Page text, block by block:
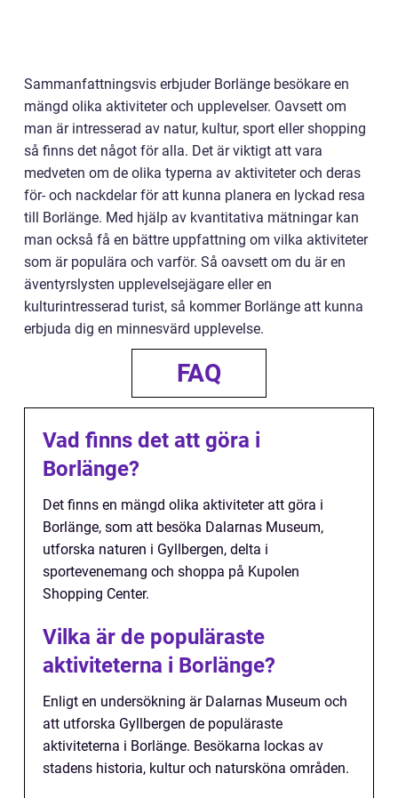
Sammanfattningsvis erbjuder Borlänge besökare en
mängd olika aktiviteter och upplevelser. Oavsett om
man är intresserad av natur, kultur, sport eller shopping
så finns det något för alla. Det är viktigt att vara
medveten om de olika typerna av aktiviteter och deras
för- och nackdelar för att kunna planera en lyckad resa
till Borlänge. Med hjälp av kvantitativa mätningar kan
man också få en bättre uppfattning om vilka aktiviteter
som är populära och varför. Så oavsett om du är en
äventyrslysten upplevelsejägare eller en
kulturintresserad turist, så kommer Borlänge att kunna
erbjuda dig en minnesvärd upplevelse.
FAQ
Vad finns det att göra i
Borlänge?
Det finns en mängd olika aktiviteter att göra i
Borlänge, som att besöka Dalarnas Museum,
utforska naturen i Gyllbergen, delta i
sportevenemang och shoppa på Kupolen
Shopping Center.
Vilka är de populäraste
aktiviteterna i Borlänge?
Enligt en undersökning är Dalarnas Museum och
att utforska Gyllbergen de populäraste
aktiviteterna i Borlänge. Besökarna lockas av
stadens historia, kultur och natursköna områden.